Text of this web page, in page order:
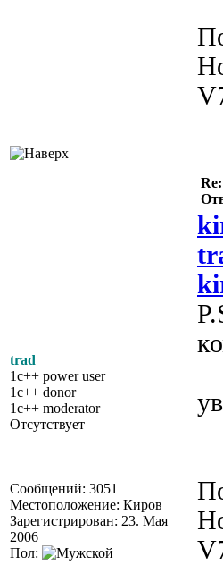
trad
1c++ power user
1c++ donor
1c++ moderator
Отсутствует
Сообщений: 3051
Местоположение: Киров
Зарегистрирован: 23. Мая
2006
Пол: